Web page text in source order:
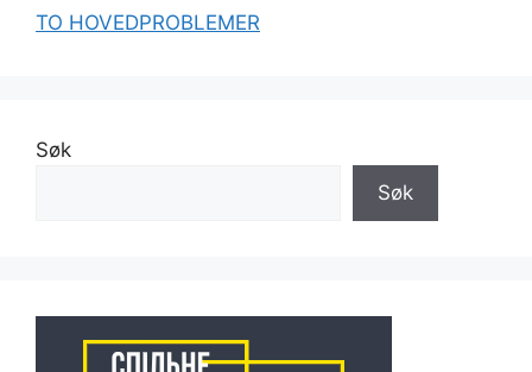
TO HOVEDPROBLEMER
Søk
Søk